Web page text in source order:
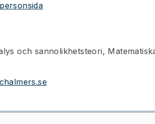
och sannolikhetsteori,